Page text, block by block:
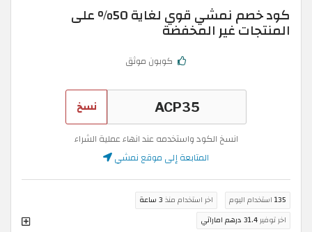
كود خصم نمشي قوي لغاية 50% على
المنتجات غير المخفضة
كوبون موثق
نسخ
انسخ الكود واستخدمه عند انهاء عملية الشراء
المتابعة إلى موقع نمشي
135 استخدام اليوم اخر استخدام منذ 3 ساعة
اخر توفير31.4 درهم اماراتي